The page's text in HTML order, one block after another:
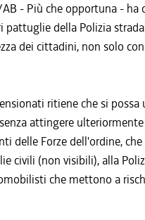
- Più che opportuna -
pattuglie della Polizia
dei cittadini, non solo
ritiene che si
attingere
delle Forze dell'ordine,
civili (non visibili), alla
che mettono a